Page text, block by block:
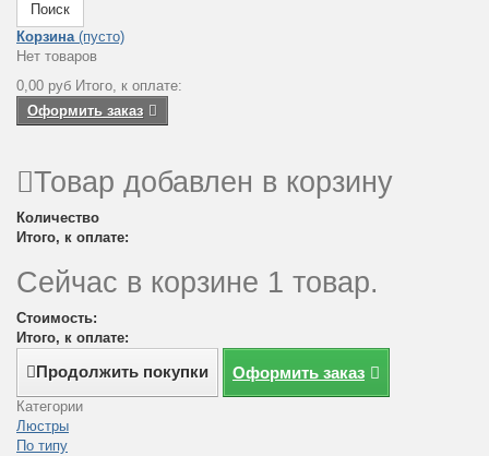
Поиск
Корзина (пусто)
Нет товаров
0,00 руб Итого, к оплате:
Оформить заказ
Товар добавлен в корзину
Количество
Итого, к оплате:
Сейчас в корзине 1 товар.
Стоимость:
Итого, к оплате:
Продолжить покупки Оформить заказ
Категории
Люстры
По типу